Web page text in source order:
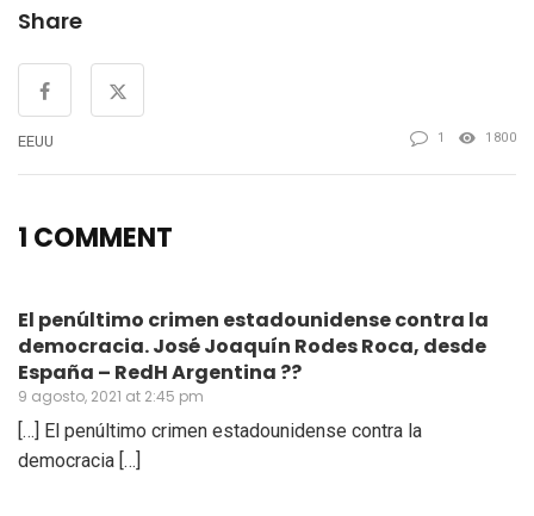
Share
EEUU 1 1800
1 COMMENT
El penúltimo crimen estadounidense contra la
democracia. José Joaquín Rodes Roca, desde
España – RedH Argentina ??
9 agosto, 2021 at 2:45 pm
[…] El penúltimo crimen estadounidense contra la
democracia […]